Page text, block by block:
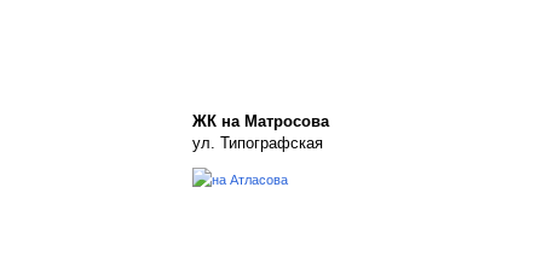
ЖК на Матросова
ул. Типографская